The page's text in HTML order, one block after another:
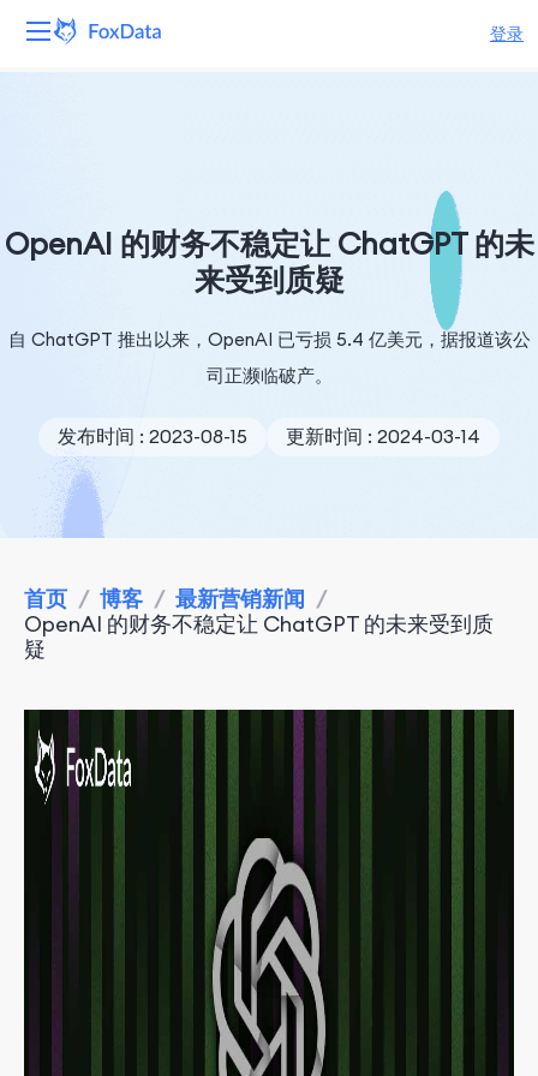
登录
定价
OpenAI 的财务不稳定让 ChatGPT 的未
来受到质疑
自 ChatGPT 推出以来，OpenAI 已亏损 5.4 亿美元，据报道该公
司正濒临破产。
发布时间 : 2023-08-15 更新时间 : 2024-03-14
首页 / 博客 / 最新营销新闻 /
OpenAI 的财务不稳定让 ChatGPT 的未来受到质
疑